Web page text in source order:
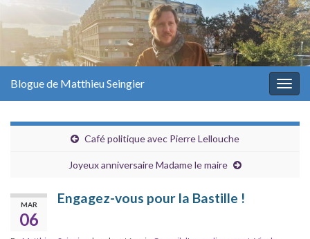
Blogue de Matthieu Seingier
Café politique avec Pierre Lellouche
Joyeux anniversaire Madame le maire
MAR
06
Engagez-vous pour la Bastille !